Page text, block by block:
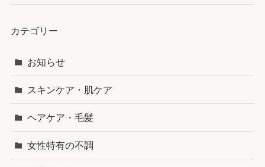
カテゴリー
お知らせ
スキンケア・肌ケア
ヘアケア・毛髪
女性特有の不調